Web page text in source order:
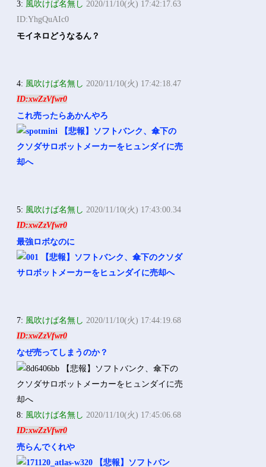
3: 風吹けば名無し 2020/11/10(火) 17:42:17.63
ID:YhgQuAIc0
モイネロどうなるん？
4: 風吹けば名無し 2020/11/10(火) 17:42:18.47
ID:xwZzVfwr0
これ売ったらあかんやろ
5: 風吹けば名無し 2020/11/10(火) 17:43:00.34
ID:xwZzVfwr0
最強ロボなのに
7: 風吹けば名無し 2020/11/10(火) 17:44:19.68
ID:xwZzVfwr0
なぜ売ってしまうのか？
8: 風吹けば名無し 2020/11/10(火) 17:45:06.68
ID:xwZzVfwr0
売らんでくれや